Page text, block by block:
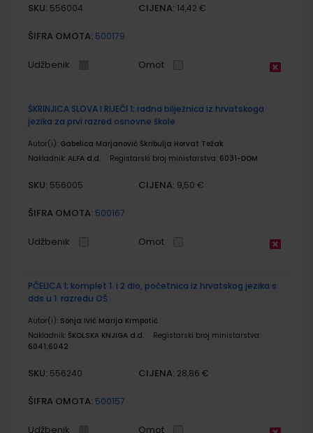
SKU: 556004 CIJENA: 14,42 €
ŠIFRA OMOTA: 500179
Udžbenik Omot
ŠKRINJICA SLOVA I RIJEČI 1; radna bilježnica iz hrvatskoga
jezika za prvi razred osnovne škole
Autor(i): Gabelica Marjanović Škribulja Horvat Težak
Nakladnik: ALFA d.d. Registarski broj ministarstva: 6031-DOM
SKU: 556005 CIJENA: 9,50 €
ŠIFRA OMOTA: 500167
Udžbenik Omot
PČELICA 1; komplet 1. i 2 dio, početnica iz hrvatskog jezika s
dds u 1. razredu OŠ
Autor(i): Sonja Ivić Marija Krmpotić
Nakladnik: ŠKOLSKA KNJIGA d.d.
Registarski broj ministarstva:
6041;6042
SKU: 556240 CIJENA: 28,86 €
ŠIFRA OMOTA: 500157
Udžbenik Omot